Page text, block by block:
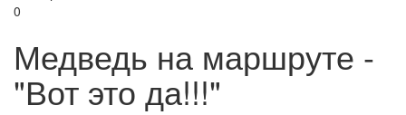
0
Медведь на маршруте -
"Вот это да!!!"